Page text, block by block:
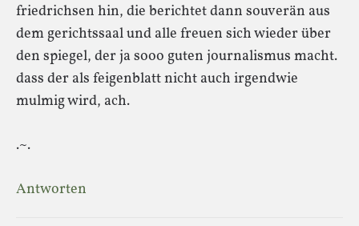
friedrichsen hin, die berichtet dann souverän aus
dem gerichtssaal und alle freuen sich wieder über
den spiegel, der ja sooo guten journalismus macht.
dass der als feigenblatt nicht auch irgendwie
mulmig wird, ach.
.~.
Antworten